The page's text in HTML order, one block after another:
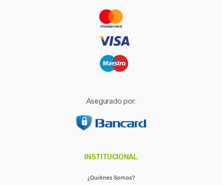
Asegurado por:
INSTITUCIONAL
¿Quiénes Somos?